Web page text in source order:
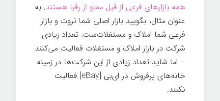
همه بازارهای فرعی از قبل مملو از رقبا هستند. به
عنوان مثال، بگویید بازار اصلی شما ثروت و بازار
فرعی شما املاک و مستغلات‌ست. تعداد زیادی
شرکت در بازار املاک و مستغلات فعالیت می‌کنند
– اما شاید تعداد زیادی از این شرکت‌ها در زمینه
خانه‌های پرفروش در ای‌بی [eBay] فعالیت
نکنند.